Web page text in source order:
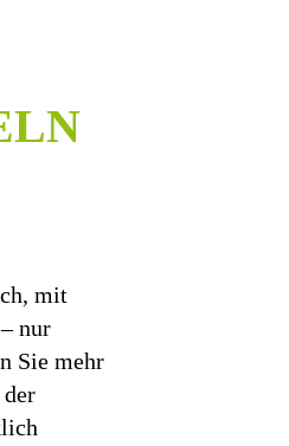
mit
nur
Sie mehr